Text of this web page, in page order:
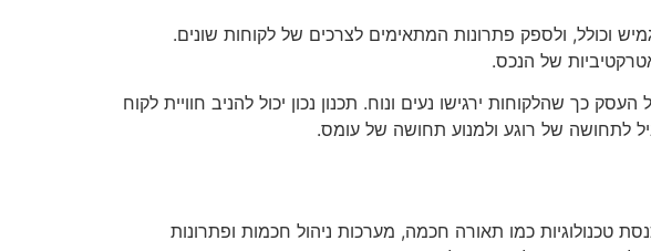
וכולל, ולספק פתרונות המתאימים לצרכים של לקוחות שונים.
של הנכס.
שהלקוחות ירגישו נעים ונוח. תכנון נכון יכול להניב חוויית לקוח
לתחושה של רוגע ולמנוע תחושה של עומס.
טכנולוגיות כמו תאורה חכמה, מערכות ניהול חכמות ופתרונות